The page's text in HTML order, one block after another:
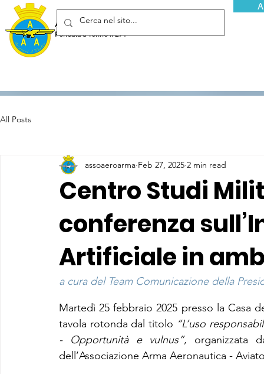
Associazione Arma Aeronautica - Aviatori d'Italia ETS
Fondata a Torino il 29 febbraio 1952
All Posts
Centro Studi
conferenza
Artificiale in
assoaeroarma Feb 27, 2025 2 min read
a cura del Team Comunicazione della
Martedì 25 febbraio 2025 presso la Casa
tavola rotonda dal titolo “L’uso
- Opportunità e vulnus”, organizzata
dell’Associazione Arma Aeronautica -